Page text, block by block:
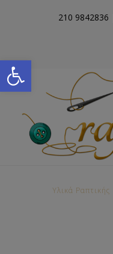
Open toolbar
210 9842836
Υλικά Ραπτικής